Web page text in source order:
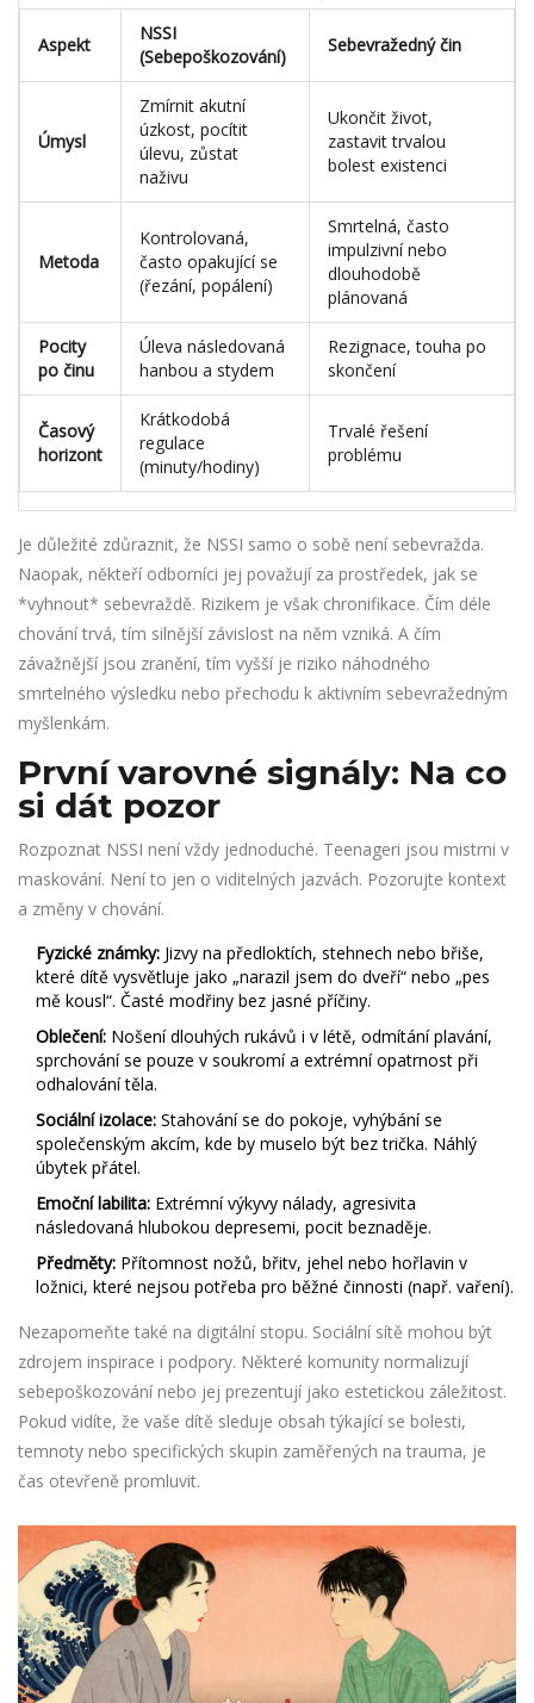
Aspekt
NSSI
(Sebepoškozování)
Sebevražedný čin
Úmysl
Zmírnit akutní
úzkost, pocítit
úlevu, zůstat
naživu
Ukončit život,
zastavit trvalou
bolest existenci
Metoda
Kontrolovaná,
často opakující se
(řezání, popálení)
Smrtelná, často
impulzivní nebo
dlouhodobě
plánovaná
Pocity
po činu
Úleva následovaná
hanbou a stydem
Rezignace, touha po
skončení
Časový
horizont
Krátkodobá
regulace
(minuty/hodiny)
Trvalé řešení
problému
Je důležité zdůraznit, že NSSI samo o sobě není sebevražda.
Naopak, někteří odborníci jej považují za prostředek, jak se
*vyhnout* sebevraždě. Rizikem je však chronifikace. Čím déle
chování trvá, tím silnější závislost na něm vzniká. A čím
závažnější jsou zranění, tím vyšší je riziko náhodného
smrtelného výsledku nebo přechodu k aktivním sebevražedným
myšlenkám.
První varovné signály: Na co
si dát pozor
Rozpoznat NSSI není vždy jednoduché. Teenageri jsou mistrni v
maskování. Není to jen o viditelných jazvách. Pozorujte kontext
a změny v chování.
Fyzické známky: Jizvy na předloktích, stehnech nebo břiše,
které dítě vysvětluje jako „narazil jsem do dveří“ nebo „pes
mě kousl“. Časté modřiny bez jasné příčiny.
Oblečení: Nošení dlouhých rukávů i v létě, odmítání plavání,
sprchování se pouze v soukromí a extrémní opatrnost při
odhalování těla.
Sociální izolace: Stahování se do pokoje, vyhýbání se
společenským akcím, kde by muselo být bez trička. Náhlý
úbytek přátel.
Emoční labilita: Extrémní výkyvy nálady, agresivita
následovaná hlubokou depresemi, pocit beznaděje.
Předměty: Přítomnost nožů, břitv, jehel nebo hořlavin v
ložnici, které nejsou potřeba pro běžné činnosti (např. vaření).
Nezapomeňte také na digitální stopu. Sociální sítě mohou být
zdrojem inspirace i podpory. Některé komunity normalizují
sebepoškozování nebo jej prezentují jako estetickou záležitost.
Pokud vidíte, že vaše dítě sleduje obsah týkající se bolesti,
temnoty nebo specifických skupin zaměřených na trauma, je
čas otevřeně promluvit.